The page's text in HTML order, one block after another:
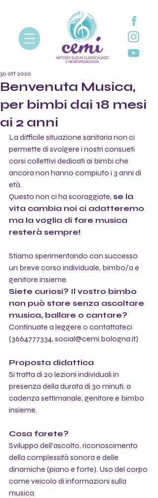
Benvenuta Musica,
per bimbi dai 18 mesi
ai 2 anni
30 ott 2020
La difficile situazione sanitaria non ci
permette di svolgere i nostri consueti
corsi collettivi dedicati ai bimbi che
ancora non hanno compiuto i 3 anni di
età.
Questo non ci ha scoraggiate, se la
vita cambia noi ci adatteremo
ma la voglia di fare musica
resterà sempre!
Stiamo sperimentando con successo
un breve corso individuale, bimbo/a e
genitore insieme.
Siete curiosi? Il vostro bimbo
non può stare senza ascoltare
musica, ballare o cantare?
Continuate a leggere o contattateci
(3664777334, social@cemi.bologna.it)
Proposta didattica
Si tratta di 20 lezioni individuali in
presenza della durata di 30 minuti, a
cadenza settimanale, genitore e bimbo
insieme.
Cosa farete?
Sviluppo dell'ascolto, riconoscimento
della complessità sonora e delle
dinamiche (piano e forte). Uso del corpo
come veicolo di informazioni sulla
musica.